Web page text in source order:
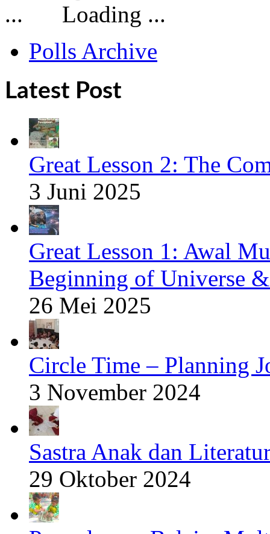
Loading ...
Polls Archive
Latest Post
Great Lesson 2: The
3 Juni 2025
Great Lesson 1: Awal
Beginning of Universe
26 Mei 2025
Circle Time – Planning
3 November 2024
Sastra Anak dan
29 Oktober 2024